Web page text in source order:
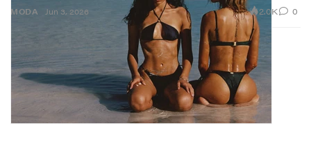
MODA Jun 3, 2026 2.0K 0